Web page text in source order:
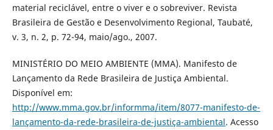
material reciclável, entre o viver e o sobreviver. Revista
Brasileira de Gestão e Desenvolvimento Regional, Taubaté,
v. 3, n. 2, p. 72-94, maio/ago., 2007.
MINISTÉRIO DO MEIO AMBIENTE (MMA). Manifesto de
Lançamento da Rede Brasileira de Justiça Ambiental.
Disponível em:
http://www.mma.gov.br/informma/item/8077-manifesto-de-
lançamento-da-rede-brasileira-de-justiça-ambiental. Acesso